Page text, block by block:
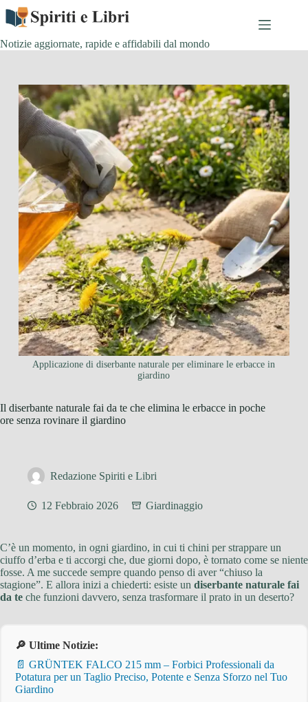
Salta
contenuto
Notizie aggiornate, rapide e affidabili dal mondo
Applicazione di diserbante naturale per eliminare le erbacce in
giardino
Il diserbante naturale fai da te che elimina le erbacce in poche
ore senza rovinare il giardino
Redazione Spiriti e Libri
12 Febbraio 2026 Giardinaggio
C’è un momento, in ogni giardino, in cui ti chini per strappare un
ciuffo d’erba e ti accorgi che, due giorni dopo, è tornato come se niente
fosse. A me succede sempre quando penso di aver “chiuso la
stagione”. E allora inizi a chiederti: esiste un diserbante naturale fai
da te che funzioni davvero, senza trasformare il prato in un deserto?
🔎 Ultime Notizie:
📄 GRÜNTEK FALCO 215 mm – Forbici Professionali da
Potatura per un Taglio Preciso, Potente e Senza Sforzo nel Tuo
Giardino